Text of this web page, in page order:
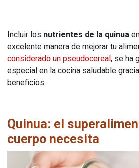
Incluir los nutrientes de la quinua
excelente manera de mejorar tu
considerado un pseudocereal , se ha
especial en la cocina saludable
beneficios.
Quinua: el
cuerpo necesita